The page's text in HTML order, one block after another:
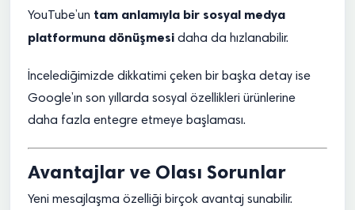
YouTube’un tam anlamıyla bir sosyal medya
platformuna dönüşmesi daha da hızlanabilir.
İncelediğimizde dikkatimi çeken bir başka detay ise
Google’ın son yıllarda sosyal özellikleri ürünlerine
daha fazla entegre etmeye başlaması.
Avantajlar ve Olası Sorunlar
Yeni mesajlaşma özelliği birçok avantaj sunabilir.